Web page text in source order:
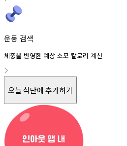
운동 검색
체중을 반영한 예상 소모 칼로리 계산
오늘 식단에 추가하기